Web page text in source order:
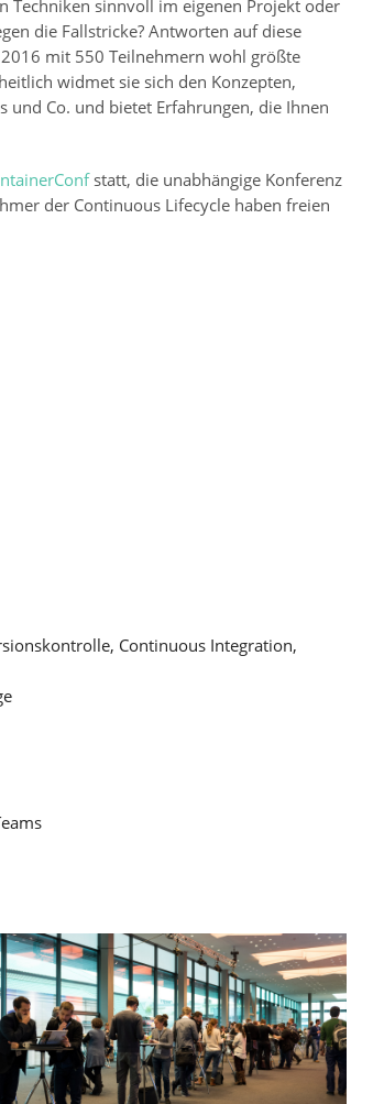
Techniken sinnvoll im eigenen Projekt oder
die Fallstricke? Antworten auf diese
mit 550 Teilnehmern wohl größte
widmet sie sich den Konzepten,
und Co. und bietet Erfahrungen, die Ihnen
statt, die unabhängige Konferenz
der Continuous Lifecycle haben freien
Continuous Integration,